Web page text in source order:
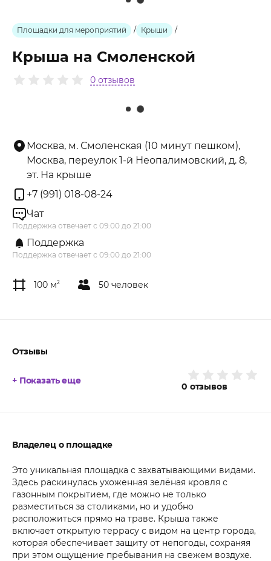
Площадки для мероприятий / Крыши /
Крыша на Смоленской
0 отзывов
Москва, м. Смоленская (10 минут пешком),
Москва, переулок 1-й Неопалимовский, д. 8,
эт. На крыше
+7 (991) 018-08-24
Чат
Поддержка отвечает с 09:00 до 21:00
Поддержка
Поддержка отвечает с 09:00 до 21:00
100 м2 50 человек
Отзывы
0 отзывов
+ Показать еще
Владелец о площадке
Это уникальная площадка с захватывающими видами.
Здесь раскинулась ухоженная зелёная кровля с
газонным покрытием, где можно не только
разместиться за столиками, но и удобно
расположиться прямо на траве. Крыша также
включает открытую террасу с видом на центр города,
которая обеспечивает защиту от непогоды, сохраняя
при этом ощущение пребывания на свежем воздухе.